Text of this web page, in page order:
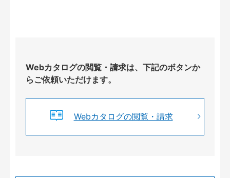
Webカタログの閲覧・請求は、下記のボタンか
らご依頼いただけます。
Webカタログの閲覧・請求